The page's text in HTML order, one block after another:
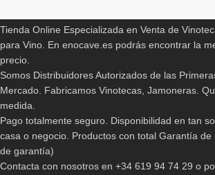
-35%
Vinoteca La Sommeliere LS8E
199,00€ 129,90€
-18%
Tienda Online Especializada en Venta de
para Vino. En enocave.es podrás encontrar la
precio.
Somos Distribuidores Autorizados de las
Mercado. Fabricamos Vinotecas, Jamoneras.
medida.
Pago totalmente seguro. Disponibilidad en tan
casa o negocio. Productos con total Garantía
de garantía)
Contacta con nosotros en +34 619 94 74 29 o